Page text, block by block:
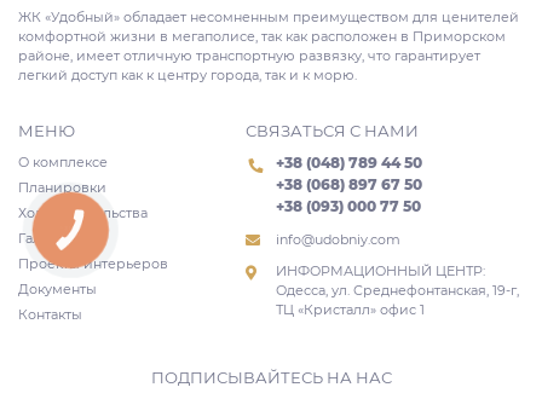
ЖК «Удобный» обладает несомненным преимуществом для ценителей
комфортной жизни в мегаполисе, так как расположен в Приморском
районе, имеет отличную транспортную развязку, что гарантирует
легкий доступ как к центру города, так и к морю.
МЕНЮ
О комплексе
Планировки
Ход строительства
Галерея
Проекты интерьеров
Документы
Контакты
СВЯЗАТЬСЯ С НАМИ
+38 (048) 789 44 50
+38 (068) 897 67 50
+38 (093) 000 77 50
info@udobniy.com
ИНФОРМАЦИОННЫЙ ЦЕНТР:
Одесса, ул. Среднефонтанская, 19-г,
ТЦ «Кристалл» офис 1
ПОДПИСЫВАЙТЕСЬ НА НАС
КНОПКА
СВЯЗИ